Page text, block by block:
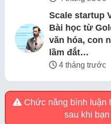
Scale startup
Bài học từ
văn hóa, con
lầm đắt…
4 tháng trước
Chức năng bình luận
sau khi